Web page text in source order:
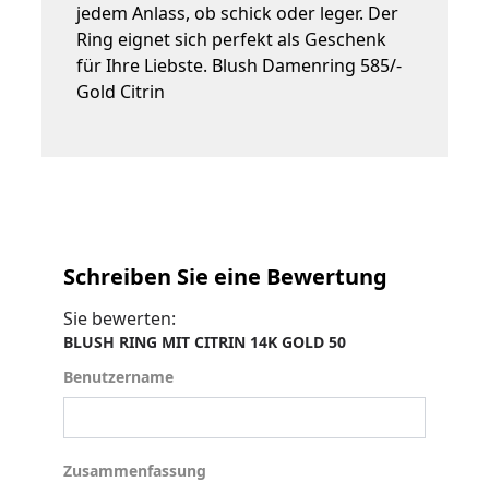
jedem Anlass, ob schick oder leger. Der
Ring eignet sich perfekt als Geschenk
für Ihre Liebste. Blush Damenring 585/-
Gold Citrin
Schreiben Sie eine Bewertung
Sie bewerten:
BLUSH RING MIT CITRIN 14K GOLD 50
Benutzername
Benutzername
Zusammenfassung
Zusammenfassung